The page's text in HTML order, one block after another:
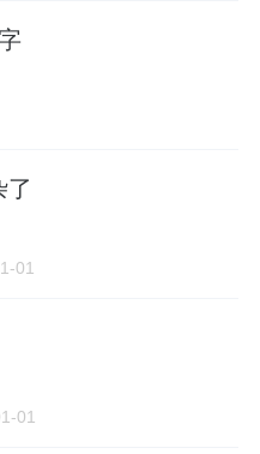
了
01
01